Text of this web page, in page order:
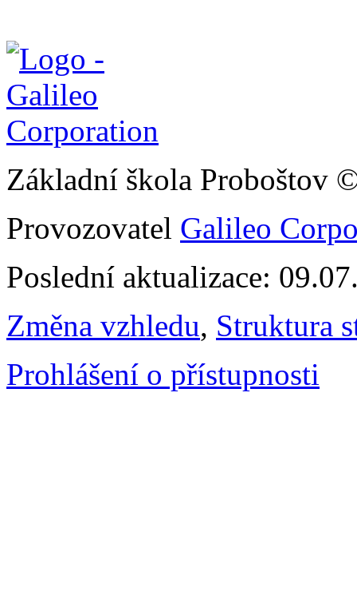
Základní škola Proboštov
Provozovatel Galileo
Poslední aktualizace:
Změna vzhledu, Struktura
Prohlášení o přístupnosti